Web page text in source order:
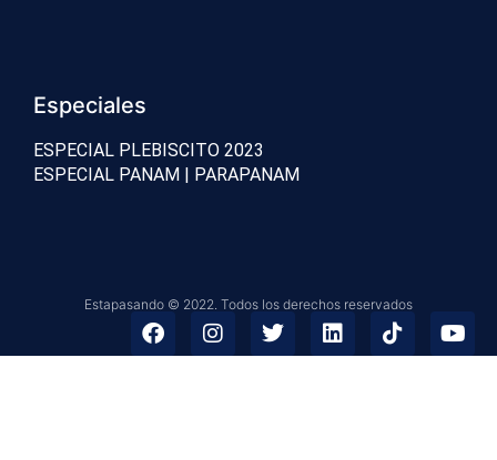
Especiales
ESPECIAL PLEBISCITO 2023
ESPECIAL PANAM | PARAPANAM
Estapasando © 2022. Todos los derechos reservados